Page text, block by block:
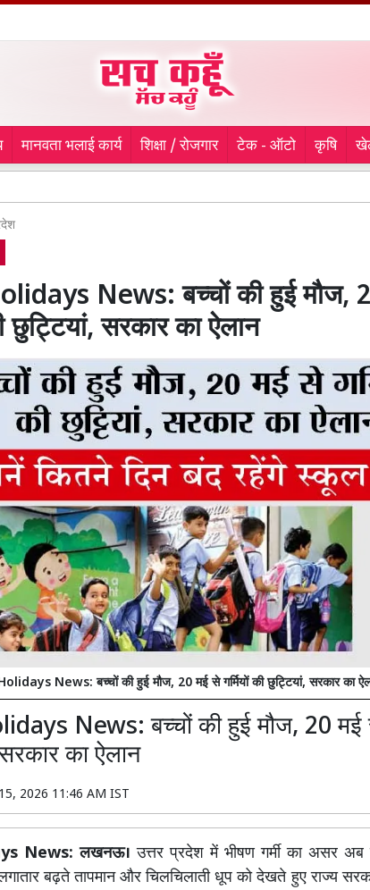
मानवता भलाई कार्य शिक्षा / रोजगार टेक - ऑटो कृषि
Max
News: बच्चों की हुई मौज,
छुट्टियां, सरकार का ऐलान
News: बच्चों की हुई मौज, 20 मई से गर्मियों की छुट्टियां, सरकार का
News: बच्चों की हुई मौज, 20 मई से
का ऐलान
2026 11:46 AM IST
News: लखनऊ।उत्तर प्रदेश में भीषण गर्मी का असर अब
बढ़ते तापमान और चिलचिलाती धूप को देखते हुए राज्य